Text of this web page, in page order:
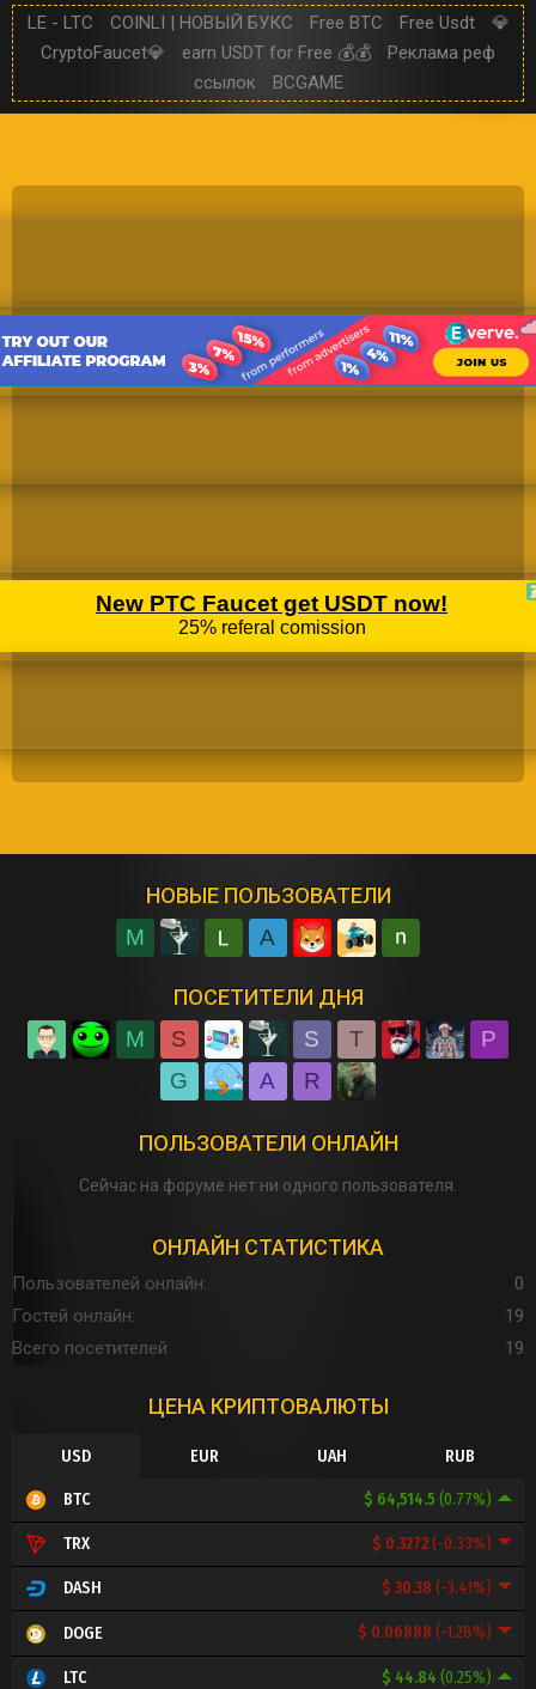
LE - LTC COINLI | НОВЫЙ БУКС Free BTC Free Usdt
💎
CryptoFaucet💎
earn USDT for Free 💰💰
Реклама реф
ссылок
BCGAME
НОВЫЕ ПОЛЬЗОВАТЕЛИ
M A
ПОСЕТИТЕЛИ ДНЯ
M S S T
P
G
A R
ПОЛЬЗОВАТЕЛИ ОНЛАЙН
Сейчас на форуме нет ни одного пользователя.
ОНЛАЙН СТАТИСТИКА
Пользователей онлайн
0
Гостей онлайн
19
Всего посетителей
19
ЦЕНА КРИПТОВАЛЮТЫ
USD EUR UAH RUB
$ 64,514.5 (0.77%)
BTC
$ 0.3272(-0.33%)
TRX
$ 30.38 (-3.41%)
DASH
$ 0.06888 (-1.28%)
DOGE
$ 44.84 (0.25%)
LTC